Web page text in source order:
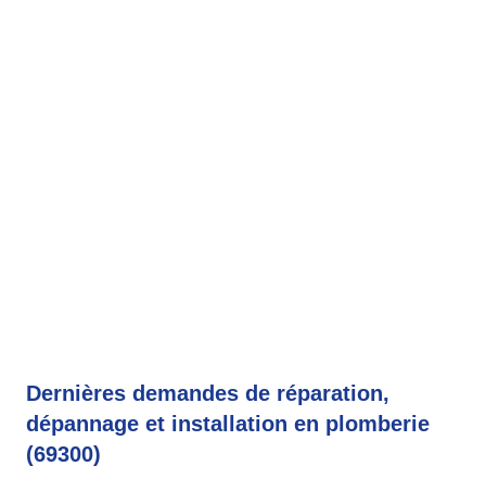
Dernières demandes de réparation,
dépannage et installation en plomberie
(69300)